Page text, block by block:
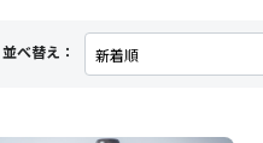
並べ替え：